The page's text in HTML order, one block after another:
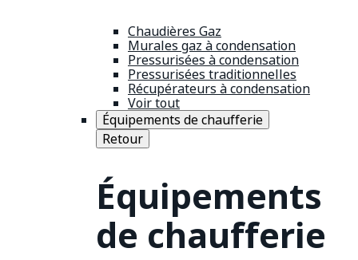
Chaudières Gaz
Murales gaz à condensation
Pressurisées à condensation
Pressurisées traditionnelles
Récupérateurs à condensation
Voir tout
Équipements de chaufferie
Retour
Équipements
de chaufferie